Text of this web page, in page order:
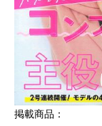
掲載商品：